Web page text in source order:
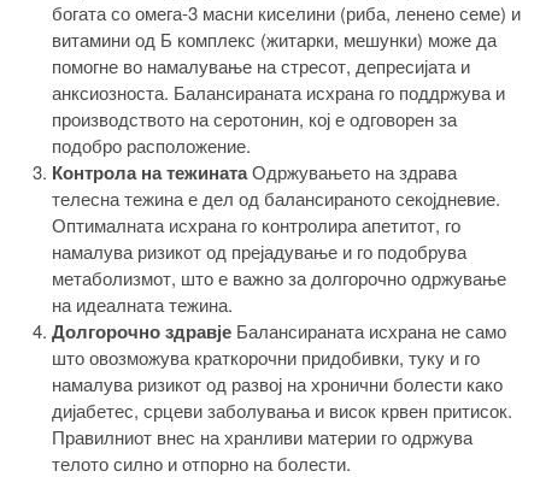
богата со омега-3 масни киселини (риба, ленено семе) и
витамини од Б комплекс (житарки, мешунки) може да
помогне во намалување на стресот, депресијата и
анксиозноста. Балансираната исхрана го поддржува и
производството на серотонин, кој е одговорен за
подобро расположение.
Контрола на тежинатаОдржувањето на здрава
телесна тежина е дел од балансираното секојдневие.
Оптималната исхрана го контролира апетитот, го
намалува ризикот од прејадување и го подобрува
метаболизмот, што е важно за долгорочно одржување
на идеалната тежина.
Долгорочно здравје Балансираната исхрана не само
што овозможува краткорочни придобивки, туку и го
намалува ризикот од развој на хронични болести како
дијабетес, срцеви заболувања и висок крвен притисок.
Правилниот внес на хранливи материи го одржува
телото силно и отпорно на болести.